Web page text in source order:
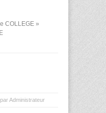
COLLEGE »
par Administrateur